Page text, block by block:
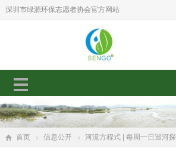
深圳市绿源环保志愿者协会官方网站
首页 信息公开 河流方程式 | 每周一日巡河